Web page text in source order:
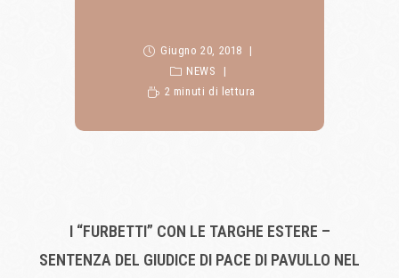
Giugno 20, 2018
NEWS
2 minuti di lettura
I “FURBETTI” CON LE TARGHE ESTERE –
SENTENZA DEL GIUDICE DI PACE DI PAVULLO NEL